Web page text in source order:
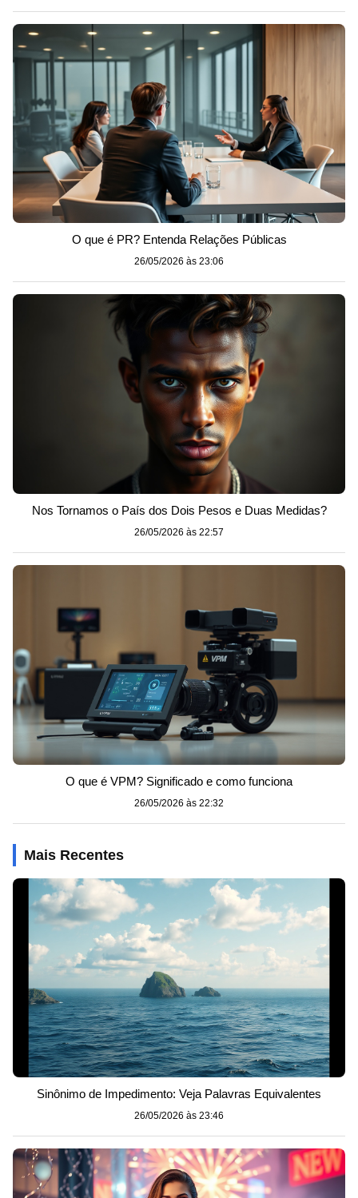
O que é PR? Entenda Relações Públicas
26/05/2026 às 23:06
Nos Tornamos o País dos Dois Pesos e Duas Medidas?
26/05/2026 às 22:57
O que é VPM? Significado e como funciona
26/05/2026 às 22:32
Mais Recentes
Sinônimo de Impedimento: Veja Palavras Equivalentes
26/05/2026 às 23:46